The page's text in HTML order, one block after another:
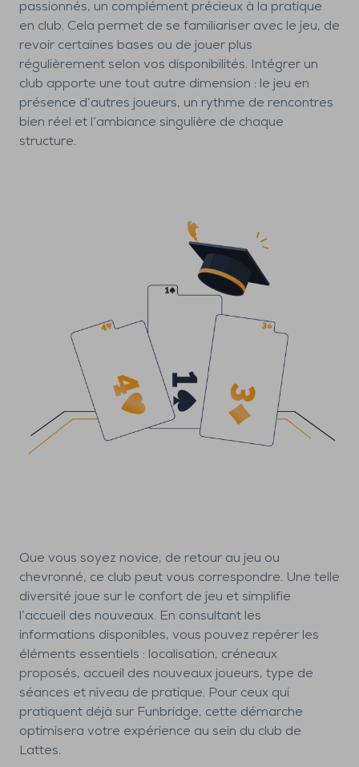
passionnés, un complément précieux à la pratique
en club. Cela permet de se familiariser avec le jeu, de
revoir certaines bases ou de jouer plus
régulièrement selon vos disponibilités. Intégrer un
club apporte une tout autre dimension : le jeu en
présence d’autres joueurs, un rythme de rencontres
bien réel et l’ambiance singulière de chaque
structure.
Que vous soyez novice, de retour au jeu ou
chevronné, ce club peut vous correspondre. Une telle
diversité joue sur le confort de jeu et simplifie
l’accueil des nouveaux. En consultant les
informations disponibles, vous pouvez repérer les
éléments essentiels : localisation, créneaux
proposés, accueil des nouveaux joueurs, type de
séances et niveau de pratique. Pour ceux qui
pratiquent déjà sur Funbridge, cette démarche
optimisera votre expérience au sein du club de
Lattes.